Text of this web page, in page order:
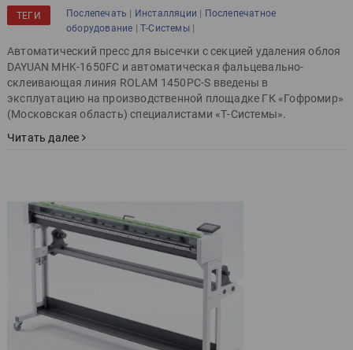
ТЕГИ Послепечать | Инсталляции | Послепечатное
оборудование |Т-Системы|
Автоматический пресс для высечки с секцией удаления облоя
DAYUAN MHK-1650FC и автоматическая фальцевально-
склеивающая линия ROLAM 1450PC-S введены в
эксплуатацию на производственной площадке ГК «Гофромир»
(Московская область) специалистами «Т-Системы».
Читать далее